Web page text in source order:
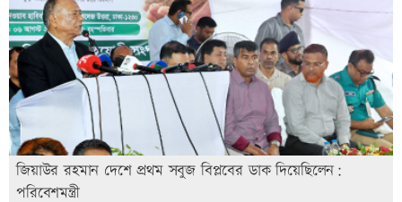
জিয়াউর রহমান দেশে প্রথম সবুজ বিপ্লবের ডাক দিয়েছিলেন:
পরিবেশমন্ত্রী